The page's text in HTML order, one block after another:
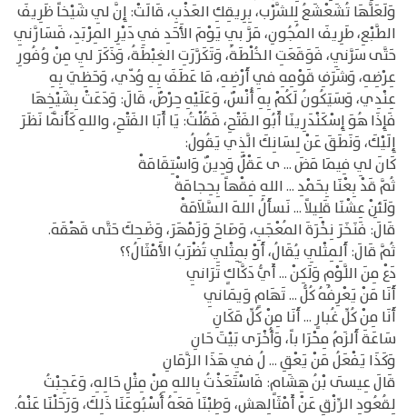
وَلَعَلَّهَا تُشَعْشَعُ لِلشَّرْب، بِرِيقِكِ العَذْبِ، قَالَتْ: إِنَّ لِي شَيْخاً ظَرِيفَ
الطَّبْعِ، طَرِيفَ المُجُونِ، مَرَّ بِي يَوْمَ الأَحَدِ فِي دَيْرِ المِرْبَدِ، فَسَارَّنِي
حَتَّى سَرَّنِي، فَوَقَعَتِ الخُلْطَةُ، وَتَكَرَّرَتِ الغِبْطَةُ، وَذَكَرَ لِي مِنْ وُفُورِ
عِرْضِهِ، وَشَرَفِ قَوْمِهِ فِي أَرْضِهِ، مَا عَطَفَ بِهِ وُدّي، وَحَظِيَ بِهِ
عِنْدِي، وَسَيَكُونُ لَكُمْ بِهِ أُنْسٌ، وَعَلَيْهِ حِرْصٌ، قَالَ: وَدَعَتْ بِشَيْخِهَا
فَإِذَا هُوَ إِسْكَنْدَرِينَا أَبُو الفَتْحِ، فَقُلْتُ: يَا أَبَا الفَتْحِ، واللهِ كَأَنَّمَا نَظَرَ
إِلَيْكَ، وَنَطَقَ عَنْ لِسَانِكَ الَّذِي يَقُولُ:
كَانَ لِي فِيمَا مَضَ ... ى عَقْلٌ وَدِينٌ وَاسْتِقَامَةْ
ثُمَّ قَدْ بِعْنَا بِحَمْدِ ... اللهِ فِقْهاً بِحِجامَةْ
وَلَئِنْ عِشْنَا قَلِيلاً ... نَسأَلُ اللهَ السَّلاَمَةْ
قَالَ: فَنَخَرَ نِخْرَةَ المُعْجَبِ، وَصَاحَ وَزَمْهَرَ، وَضَحِكَ حَتَّى قَهْقَهَ.
ثُمَّ قَالَ: أَلِمِثْلِي يُقَالُ، أَوْ بِمِثْلِي تُضْرَبُ الأَمْثَالُ؟؟
دَعْ مِنَ اللَّوْمِ وَلَكِنْ ... أَيُّ دَكَّاكٍ تَرَانِي
أَنَا مَنْ يَعْرِفُهُ كُلُّ ... تَهَامٍ وَيَمانِي
أَنَا مِنْ كُلِّ غُبارٍ ... أَنَا مِنْ كُلِّ مَكَانِ
سَاعَةَ أَلزَمُ مِحْرَا باً، وَأُخْرَى بَيْتَ حَانِ
وَكَذَا يَفْعَلُ مَنْ يَعْقِ ... لُ فِي هَذَا الزَّمَانِ
قَالَ عِيسَى بْنُ هِشَامٍ: فَاسْتَعَذْتُ بِاللهِ مِنْ مِثْلِ حَالِهِ، وَعَجِبْتُ
لِقُعُودِ الرِّزْقِ عَنْ أَمْثَالِهش، وَطِبْنَا مَعَهُ أُسْبُوعَنَا ذَلِكَ، وَرَحَلْنَا عَنْهُ.